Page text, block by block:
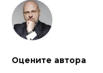
Оцените автора